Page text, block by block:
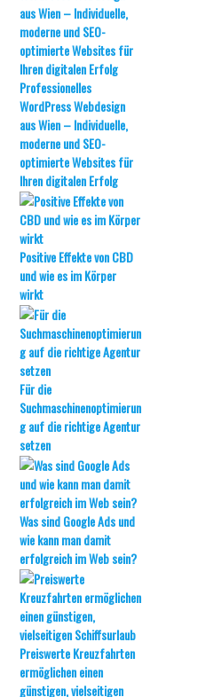
Professionelles
WordPress Webdesign
aus Wien – Individuelle,
moderne und SEO-
optimierte Websites für
Ihren digitalen Erfolg
Positive Effekte von CBD
und wie es im Körper
wirkt
Für die
Suchmaschinenoptimierun
g auf die richtige Agentur
setzen
Was sind Google Ads und
wie kann man damit
erfolgreich im Web sein?
Preiswerte Kreuzfahrten
ermöglichen einen
günstigen, vielseitigen